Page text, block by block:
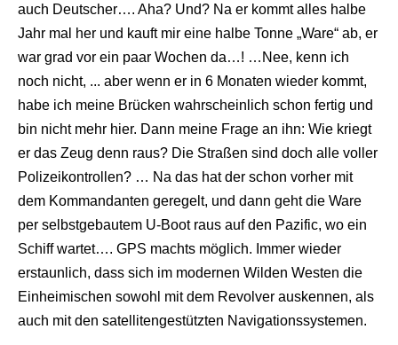
auch Deutscher…. Aha? Und? Na er kommt alles halbe
Jahr mal her und kauft mir eine halbe Tonne „Ware“ ab, er
war grad vor ein paar Wochen da…! …Nee, kenn ich
noch nicht, ... aber wenn er in 6 Monaten wieder kommt,
habe ich meine Brücken wahrscheinlich schon fertig und
bin nicht mehr hier. Dann meine Frage an ihn: Wie kriegt
er das Zeug denn raus? Die Straßen sind doch alle voller
Polizeikontrollen? … Na das hat der schon vorher mit
dem Kommandanten geregelt, und dann geht die Ware
per selbstgebautem U-Boot raus auf den Pazific, wo ein
Schiff wartet…. GPS machts möglich. Immer wieder
erstaunlich, dass sich im modernen Wilden Westen die
Einheimischen sowohl mit dem Revolver auskennen, als
auch mit den satellitengestützten Navigationssystemen.